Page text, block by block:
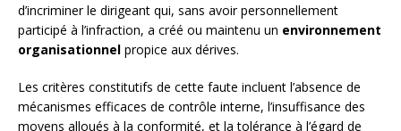
d’incriminer le dirigeant qui, sans avoir personnellement
participé à l’infraction, a créé ou maintenu un environnement
organisationnel propice aux dérives.
Les critères constitutifs de cette faute incluent l’absence de
mécanismes efficaces de contrôle interne, l’insuffisance des
moyens alloués à la conformité, et la tolérance à l’égard de